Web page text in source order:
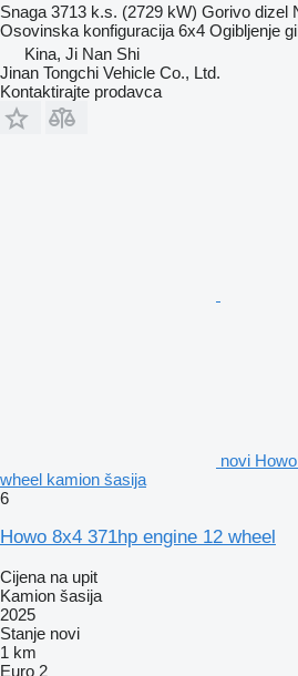
Snaga 3713 k.s. (2729 kW) Gorivo dizel
Osovinska konfiguracija 6x4 Ogibljenje
Kina, Ji Nan Shi
Jinan Tongchi Vehicle Co., Ltd.
Kontaktirajte prodavca
novi
wheel kamion šasija
6
Howo 8x4 371hp engine 12 wheel
Cijena na upit
Kamion šasija
2025
Stanje novi
1 km
Euro 2